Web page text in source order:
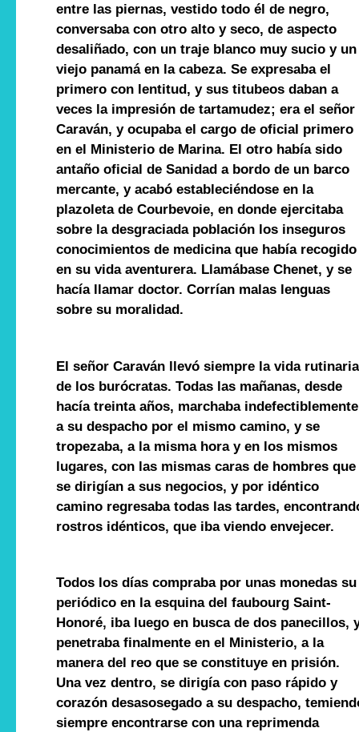
entre las piernas, vestido todo él de negro,
conversaba con otro alto y seco, de aspecto
desaliñado, con un traje blanco muy sucio y un
viejo panamá en la cabeza. Se expresaba el
primero con lentitud, y sus titubeos daban a
veces la impresión de tartamudez; era el señor
Caraván, y ocupaba el cargo de oficial primero
en el Ministerio de Marina. El otro había sido
antaño oficial de Sanidad a bordo de un barco
mercante, y acabó estableciéndose en la
plazoleta de Courbevoie, en donde ejercitaba
sobre la desgraciada población los inseguros
conocimientos de medicina que había recogido
en su vida aventurera. Llamábase Chenet, y se
hacía llamar doctor. Corrían malas lenguas
sobre su moralidad.
El señor Caraván llevó siempre la vida rutinaria
de los burócratas. Todas las mañanas, desde
hacía treinta años, marchaba indefectiblemente
a su despacho por el mismo camino, y se
tropezaba, a la misma hora y en los mismos
lugares, con las mismas caras de hombres que
se dirigían a sus negocios, y por idéntico
camino regresaba todas las tardes,
rostros idénticos, que iba viendo envejecer.
Todos los días compraba por unas monedas su
periódico en la esquina del faubourg Saint-
Honoré, iba luego en busca de dos panecillos,
penetraba finalmente en el Ministerio, a la
manera del reo que se constituye en prisión.
Una vez dentro, se dirigía con paso rápido y
corazón desasosegado a su despacho,
siempre encontrarse con una reprimenda